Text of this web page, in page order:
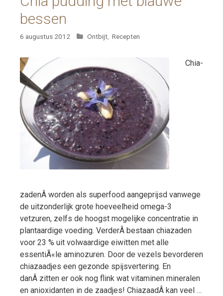
bessen
6 augustus 2012 Categorieën
Ontbijt Recepten
Chia-
zadenÂ worden als superfood aangeprijsd vanwege
de uitzonderlijk grote hoeveelheid omega-3
vetzuren, zelfs de hoogst mogelijke concentratie in
plantaardige voeding. VerderÂ bestaan chiazaden
voor 23 % uit volwaardige eiwitten met alle
essentiÃ«le aminozuren. Door de vezels bevorderen
chiazaadjes een gezonde spijsvertering. En
danÂ zitten er ook nog flink wat vitaminen mineralen
en anioxidanten in de zaadjes! ChiazaadÂ kan veel …